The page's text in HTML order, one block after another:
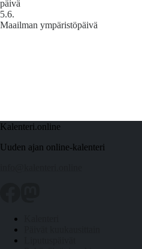
päivä
5.6.
Maailman ympäristöpäivä
Kalenteri.online
Uuden ajan online-kalenteri